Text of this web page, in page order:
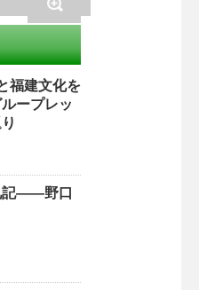
福建文化を
ープレッ
記——野口